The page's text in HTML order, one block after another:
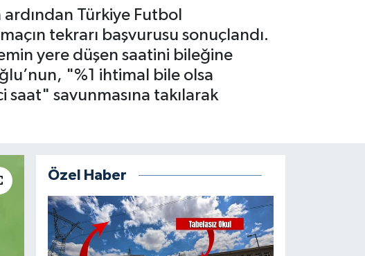
ardından Türkiye Futbol
tekrarı başvurusu sonuçlandı.
yere düşen saatini bileğine
"%1 ihtimal bile olsa
saat" savunmasına takılarak
Özel Haber